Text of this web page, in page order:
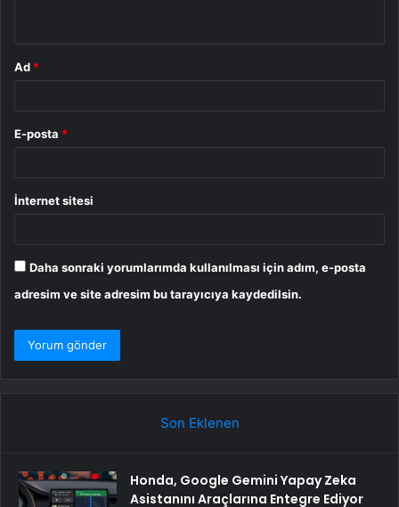
Ad *
E-posta *
İnternet sitesi
Daha sonraki yorumlarımda kullanılması için adım, e-posta
adresim ve site adresim bu tarayıcıya kaydedilsin.
Son Eklenen
Honda, Google Gemini Yapay Zeka
Asistanını Araçlarına Entegre Ediyor